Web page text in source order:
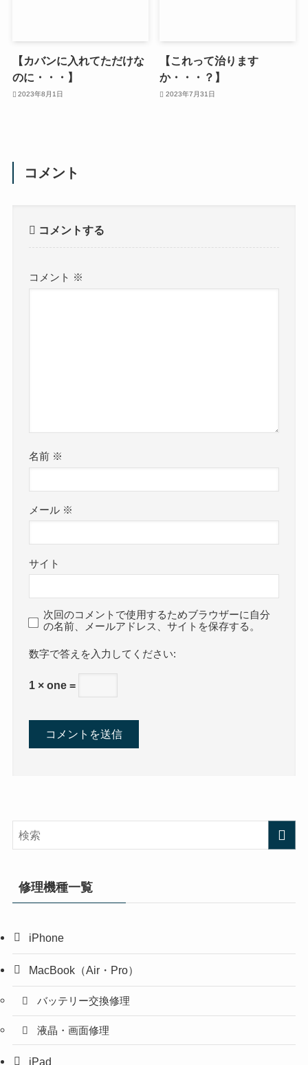
【カバンに入れてただけな
のに・・・】
2023年8月1日
【これって治ります
か・・・？】
2023年7月31日
コメント
コメントする
コメント ※
名前 ※
メール ※
サイト
次回のコメントで使用するためブラウザーに自分
の名前、メールアドレス、サイトを保存する。
数字で答えを入力してください:
1 × one =
修理機種一覧
iPhone
MacBook（Air・Pro）
バッテリー交換修理
液晶・画面修理
iPad